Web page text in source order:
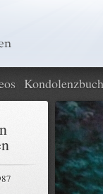
Kondolenzbuch